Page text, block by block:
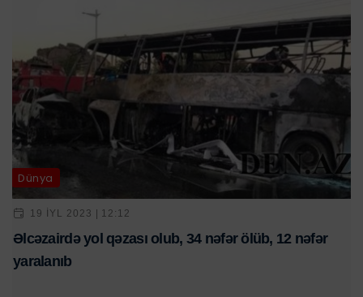
Dünya
19 IYL 2023 | 12:12
Əlcəzairdə yol qəzası olub, 34 nəfər ölüb, 12 nəfər
yaralanıb